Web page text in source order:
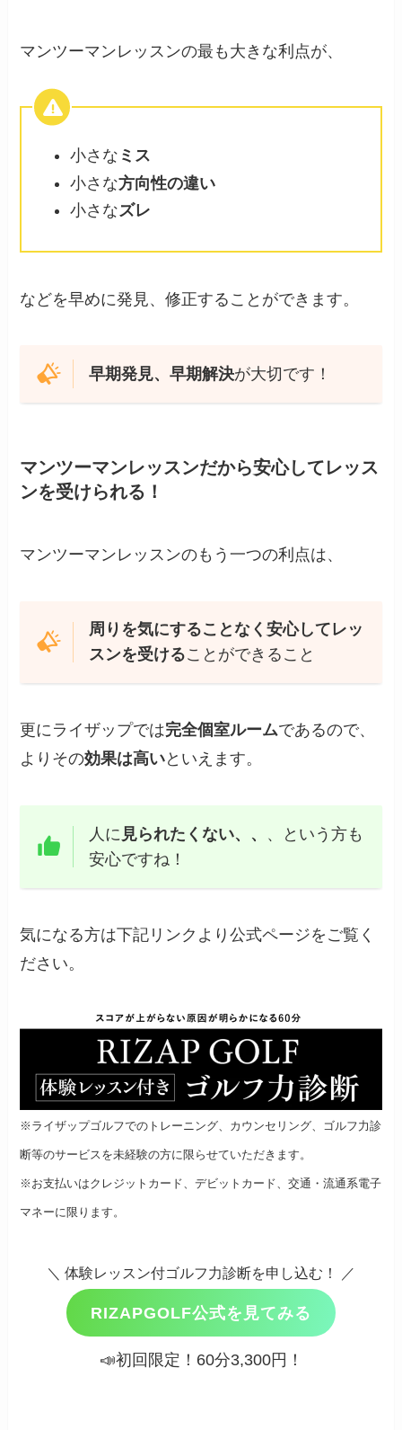
マンツーマンレッスンの最も大きな利点が、
小さな ミス
小さな方向性の違い
小さなズレ
などを早めに発見、修正することができます。
早期発見、早期解決が大切です！
マンツーマンレッスンだから安心してレッス
ンを受けられる！
マンツーマンレッスンのもう一つの利点は、
周りを気にすることなく安心してレッ
スンを受けることができること
更にライザップでは完全個室ルームであるので、
よりその効果は高いといえます。
人に 見られたくない、、
、という方も
安心ですね！
気になる方は下記リンクより公式ページをご覧く
ださい。
※ライザップゴルフでのトレーニング、カウンセリング、ゴルフ力診
断等のサービスを未経験の方に限らせていただきます。
※お支払いはクレジットカード、デビットカード、交通・流通系電子
マネーに限ります。
＼ 体験レッスン付ゴルフ力診断を申し込む！ ／
RIZAPGOLF公式を見てみる
📣初回限定！60分3,300円！